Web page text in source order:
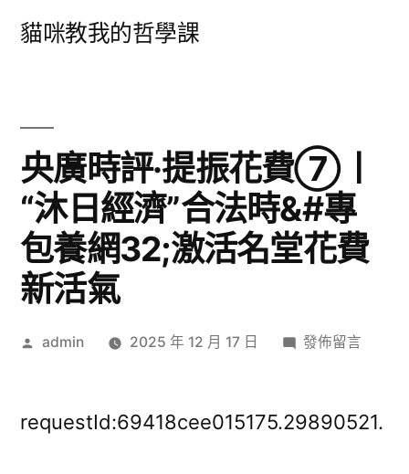
貓咪教我的哲學課
央廣時評·提振花費⑦丨
“沐日經濟”合法時&#專
包養網32;激活名堂花費
新活氣
作
admin 2025 年 12 月 17 日
在
時
發佈留言
requestId:69418cee015175.29890521.